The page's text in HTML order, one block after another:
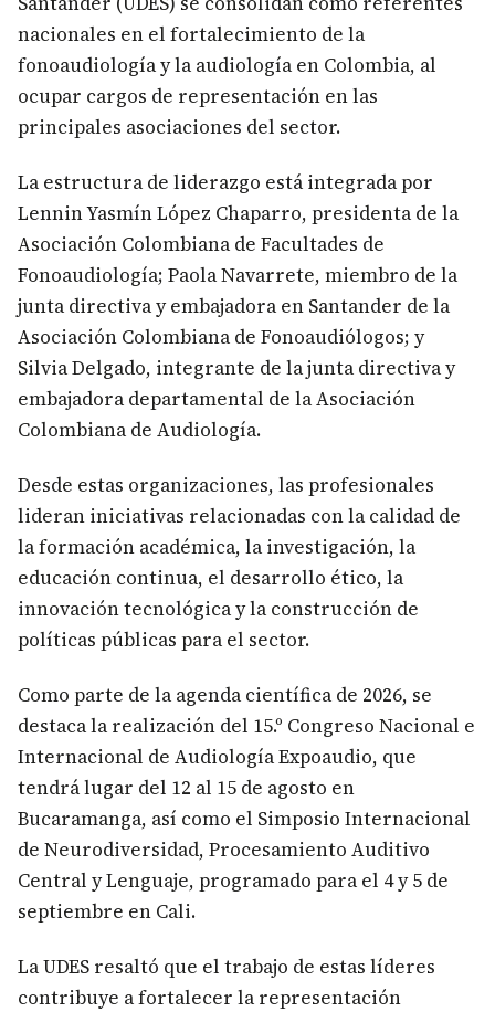
nacionales en el fortalecimiento de la
fonoaudiología y la audiología en Colombia, al
ocupar cargos de representación en las
principales asociaciones del sector.
La estructura de liderazgo está integrada por
Lennin Yasmín López Chaparro, presidenta de la
Asociación Colombiana de Facultades de
Fonoaudiología; Paola Navarrete, miembro de la
junta directiva y embajadora en Santander de la
Asociación Colombiana de Fonoaudiólogos; y
Silvia Delgado, integrante de la junta directiva y
embajadora departamental de la Asociación
Colombiana de Audiología.
Desde estas organizaciones, las profesionales
lideran iniciativas relacionadas con la calidad de
la formación académica, la investigación, la
educación continua, el desarrollo ético, la
innovación tecnológica y la construcción de
políticas públicas para el sector.
Como parte de la agenda científica de 2026, se
destaca la realización del 15.º Congreso Nacional e
Internacional de Audiología Expoaudio, que
tendrá lugar del 12 al 15 de agosto en
Bucaramanga, así como el Simposio Internacional
de Neurodiversidad, Procesamiento Auditivo
Central y Lenguaje, programado para el 4 y 5 de
septiembre en Cali.
La UDES resaltó que el trabajo de estas líderes
contribuye a fortalecer la representación